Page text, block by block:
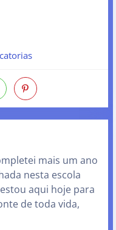
mais um ano
nesta escola
aqui hoje para
de toda vida,